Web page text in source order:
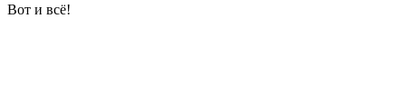
Вот и всё!